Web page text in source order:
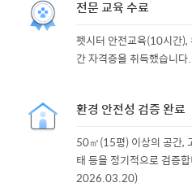
전문 교육 수료
펫시터 안전교육(10시간),
간 자격증을 취득했습니다.
환경 안전성 검증 완료
50㎡(15평) 이상의 공간,
태 등을 정기적으로 검증
2026.03.20)